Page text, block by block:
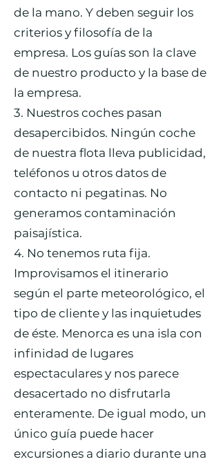
de la mano. Y deben seguir los
criterios y filosofía de la
empresa. Los guías son la clave
de nuestro producto y la base de
la empresa.
3. Nuestros coches pasan
desapercibidos. Ningún coche
de nuestra flota lleva publicidad,
teléfonos u otros datos de
contacto ni pegatinas. No
generamos contaminación
paisajística.
4. No tenemos ruta fija.
Improvisamos el itinerario
según el parte meteorológico, el
tipo de cliente y las inquietudes
de éste. Menorca es una isla con
infinidad de lugares
espectaculares y nos parece
desacertado no disfrutarla
enteramente. De igual modo, un
único guía puede hacer
excursiones a diario durante una